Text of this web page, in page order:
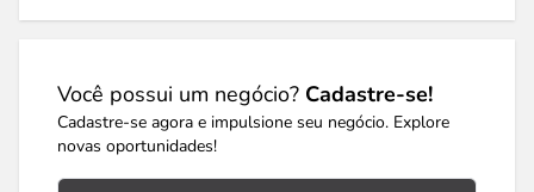
Você possui um negócio? Cadastre-se!
Cadastre-se agora e impulsione seu negócio. Explore
novas oportunidades!